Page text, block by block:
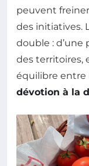
peuvent
des initiatives.
double : d’une
des territoires,
équilibre entre
dévotion à la